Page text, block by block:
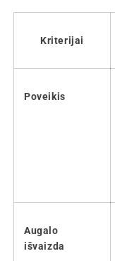
Kriterijai
Poveikis
Augalo
išvaizda